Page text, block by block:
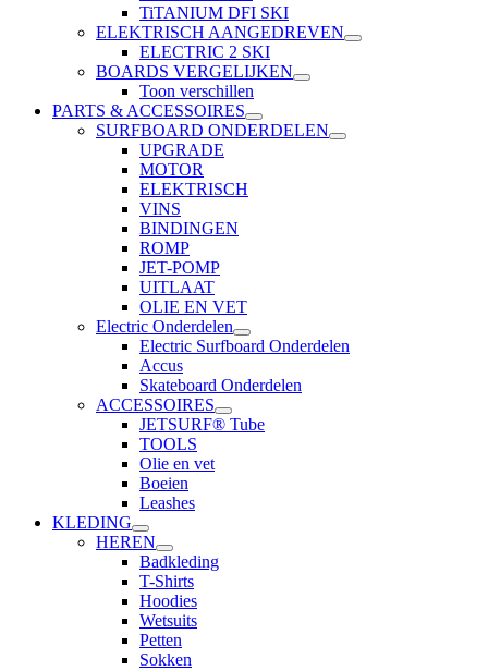
TiTANIUM DFI SKI
ELEKTRISCH AANGEDREVEN
ELECTRIC 2 SKI
BOARDS VERGELIJKEN
Toon verschillen
PARTS & ACCESSOIRES
SURFBOARD ONDERDELEN
UPGRADE
MOTOR
ELEKTRISCH
VINS
BINDINGEN
ROMP
JET-POMP
UITLAAT
OLIE EN VET
Electric Onderdelen
Electric Surfboard Onderdelen
Accus
Skateboard Onderdelen
ACCESSOIRES
JETSURF® Tube
TOOLS
Olie en vet
Boeien
Leashes
KLEDING
HEREN
Badkleding
T-Shirts
Hoodies
Wetsuits
Petten
Sokken